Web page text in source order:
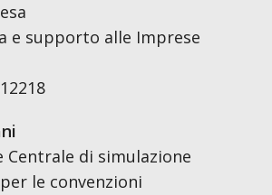
e supporto alle Imprese
Centrale di simulazione
le convenzioni